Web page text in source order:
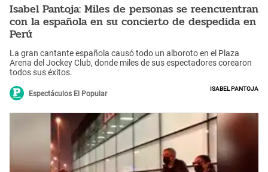
Isabel Pantoja: Miles de personas se reencuentran
con la española en su concierto de despedida en
Perú
La gran cantante española causó todo un alboroto en el Plaza
Arena del Jockey Club, donde miles de sus espectadores corearon
todos sus éxitos.
Espectáculos El Popular
Isabel Pantoja